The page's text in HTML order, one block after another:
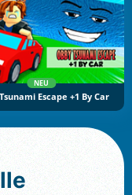
NEU
Escape +1 By Car